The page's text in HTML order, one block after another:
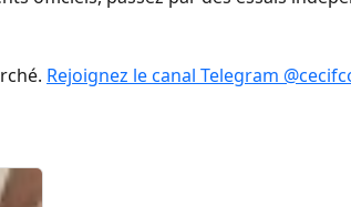
Rejoignez le canal Telegram